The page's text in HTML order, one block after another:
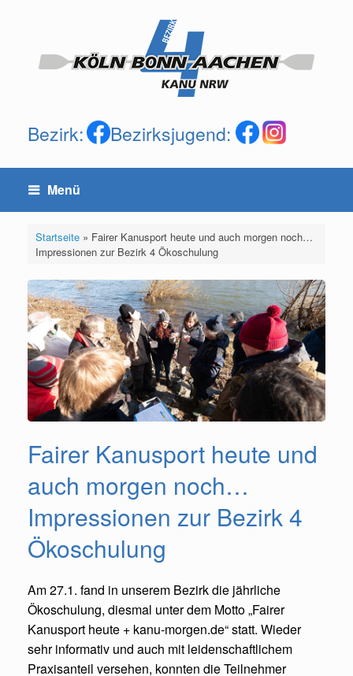
Bezirk: Bezirksjugend:
Menü
Startseite» Fairer Kanusport heute und auch morgen noch…
Impressionen zur Bezirk 4 Ökoschulung
Fairer Kanusport heute und
auch morgen noch…
Impressionen zur Bezirk 4
Ökoschulung
Am 27.1. fand in unserem Bezirk die jährliche
Ökoschulung, diesmal unter dem Motto „Fairer
Kanusport heute + kanu-morgen.de“ statt. Wieder
sehr informativ und auch mit leidenschaftlichem
Praxisanteil versehen, konnten die Teilnehmer